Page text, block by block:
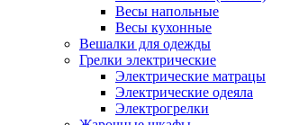
Весы напольные
Весы кухонные
Вешалки для одежды
Грелки электрические
Электрические матрацы
Электрические одеяла
Электрогрелки